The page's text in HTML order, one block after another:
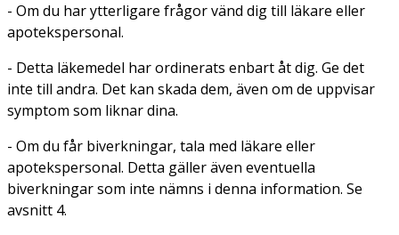
- Om du har ytterligare frågor vänd dig till läkare eller
apotekspersonal.
- Detta läkemedel har ordinerats enbart åt dig. Ge det
inte till andra. Det kan skada dem, även om de uppvisar
symptom som liknar dina.
- Om du får biverkningar, tala med läkare eller
apotekspersonal. Detta gäller även eventuella
biverkningar som inte nämns i denna information. Se
avsnitt 4.